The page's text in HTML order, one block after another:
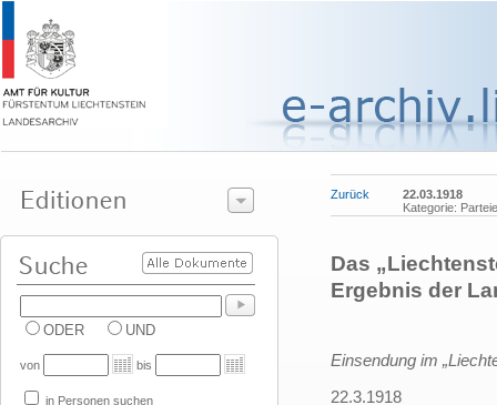
ODER UND
von bis
in Personen suchen
Zurück
22.03.1918
Kategorie:
Das
Ergebnis der
Einsendung im
22.3.1918